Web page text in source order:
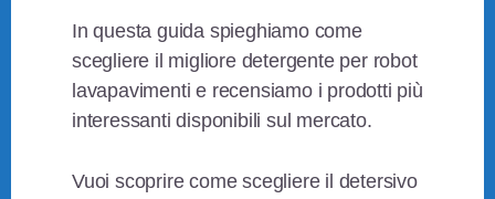
In questa guida spieghiamo come
scegliere il migliore detergente per robot
lavapavimenti e recensiamo i prodotti più
interessanti disponibili sul mercato.
Vuoi scoprire come scegliere il detersivo